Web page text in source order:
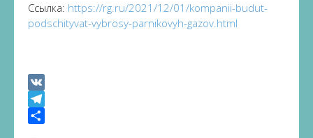
Ссылка: https://rg.ru/2021/12/01/kompanii-budut-
podschityvat-vybrosy-parnikovyh-gazov.html
VK
Telegram